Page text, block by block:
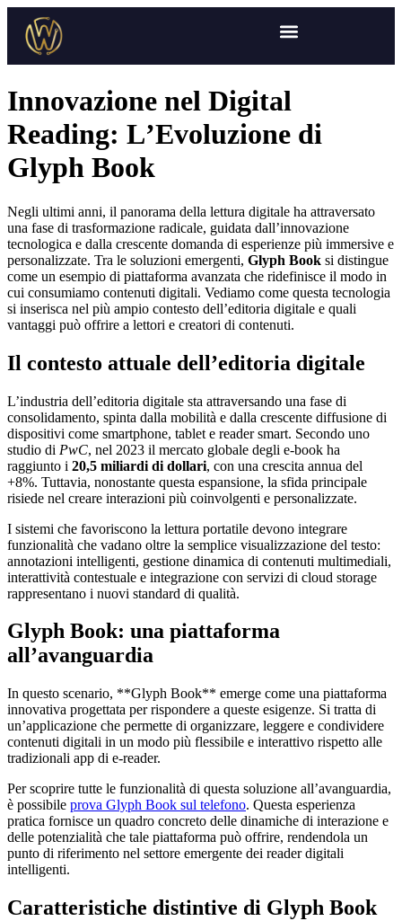
Innovazione nel Digital
Reading: LʼEvoluzione di
Glyph Book
Negli ultimi anni, il panorama della lettura digitale ha attraversato
una fase di trasformazione radicale, guidata dall’innovazione
tecnologica e dalla crescente domanda di esperienze più immersive e
personalizzate. Tra le soluzioni emergenti, Glyph Book si distingue
come un esempio di piattaforma avanzata che ridefinisce il modo in
cui consumiamo contenuti digitali. Vediamo come questa tecnologia
si inserisca nel più ampio contesto dell’editoria digitale e quali
vantaggi può offrire a lettori e creatori di contenuti.
Il contesto attuale dell’editoria digitale
L’industria dell’editoria digitale sta attraversando una fase di
consolidamento, spinta dalla mobilità e dalla crescente diffusione di
dispositivi come smartphone, tablet e reader smart. Secondo uno
studio di PwC, nel 2023 il mercato globale degli e-book ha
raggiunto i 20,5 miliardi di dollari, con una crescita annua del
+8%. Tuttavia, nonostante questa espansione, la sfida principale
risiede nel creare interazioni più coinvolgenti e personalizzate.
I sistemi che favoriscono la lettura portatile devono integrare
funzionalità che vadano oltre la semplice visualizzazione del testo:
annotazioni intelligenti, gestione dinamica di contenuti multimediali,
interattività contestuale e integrazione con servizi di cloud storage
rappresentano i nuovi standard di qualità.
Glyph Book: una piattaforma
all’avanguardia
In questo scenario, **Glyph Book** emerge come una piattaforma
innovativa progettata per rispondere a queste esigenze. Si tratta di
un’applicazione che permette di organizzare, leggere e condividere
contenuti digitali in un modo più flessibile e interattivo rispetto alle
tradizionali app di e-reader.
Per scoprire tutte le funzionalità di questa soluzione all’avanguardia,
è possibile prova Glyph Book sul telefono. Questa esperienza
pratica fornisce un quadro concreto delle dinamiche di interazione e
delle potenzialità che tale piattaforma può offrire, rendendola un
punto di riferimento nel settore emergente dei reader digitali
intelligenti.
Caratteristiche distintive di Glyph Book